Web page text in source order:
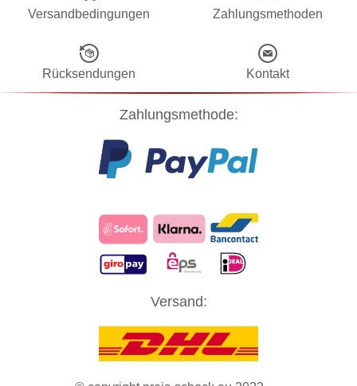
zu Ihren Rechten als Benutzer finden Sie in unserer
Cookies zu akzeptieren und direkt unsere Website besuchen zu
ZUSTIMMUNG
Versandbedingungen Zahlungsmethoden
Rücksendungen Kontakt
Zahlungsmethode:
Versand: